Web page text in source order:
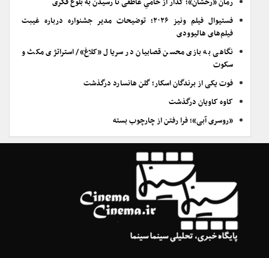
فستیوال فیلم ونیز ۲۰۲۶؛ توضیحات مدیر جشنواره درباره غیبت
فیلم‌های هالیوودی
نگاهی به بازی محسن قصابیان در سریال «کلاغ»/ استراتژی مکث و
سکوت
فوت یکی از برندگان اسکار؛ گلن هانسارد درگذشت
کاوه کاویان درگذشت
«روسری آبی»؛ فرا رفتن از چارچوب بسته